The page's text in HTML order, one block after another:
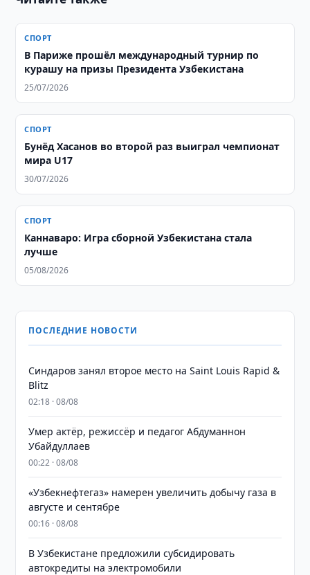
СПОРТ
В Париже прошёл международный турнир по
курашу на призы Президента Узбекистана
25/07/2026
СПОРТ
Бунёд Хасанов во второй раз выиграл чемпионат
мира U17
30/07/2026
СПОРТ
Каннаваро: Игра сборной Узбекистана стала
лучше
05/08/2026
ПОСЛЕДНИЕ НОВОСТИ
Синдаров занял второе место на Saint Louis Rapid &
Blitz
02:18 · 08/08
Умер актёр, режиссёр и педагог Абдуманнон
Убайдуллаев
00:22 · 08/08
«Узбекнефтегаз» намерен увеличить добычу газа в
августе и сентябре
00:16 · 08/08
В Узбекистане предложили субсидировать
автокредиты на электромобили